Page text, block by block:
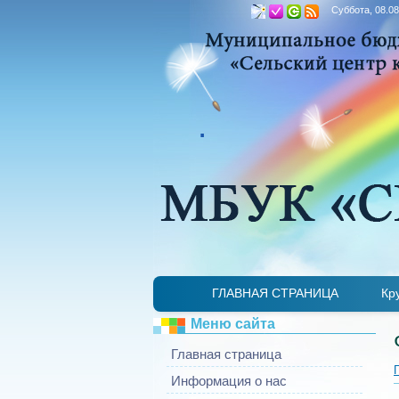
Суббота,
.
ГЛАВНАЯ СТРАНИЦА
Меню сайта
Главная страница
Информация о нас